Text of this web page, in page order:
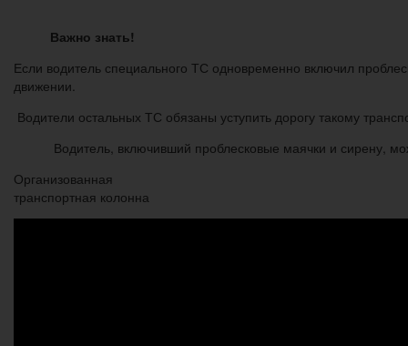
Важно знать!
Если водитель специального ТС одновременно включил
движении.
Водители остальных ТС обязаны уступить дорогу такому
Водитель, включивший проблесковые маячки и сирену,
Организованная
транспортная колонна